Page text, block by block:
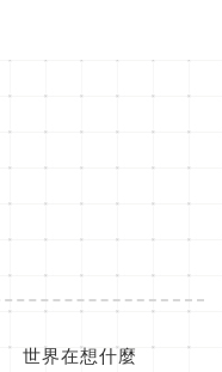
世界在想什麼